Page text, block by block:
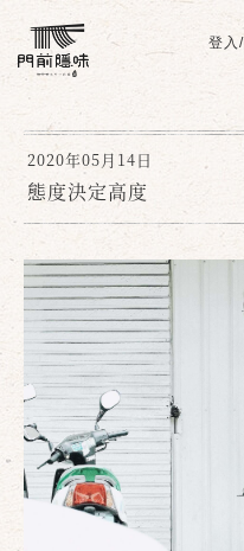
登入
2020年05月14日
態度決定高度